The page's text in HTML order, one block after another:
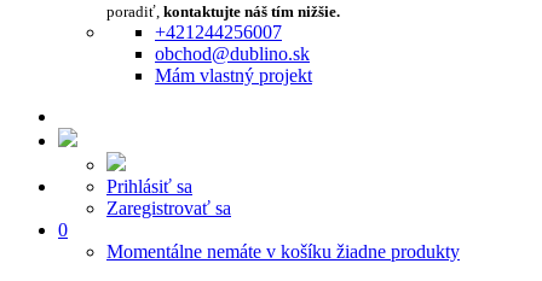
poradiť, kontaktujte náš tím nižšie.
+421244256007
obchod@dublino.sk
Mám vlastný projekt
Prihlásiť sa
Zaregistrovať sa
0
Momentálne nemáte v košíku žiadne produkty